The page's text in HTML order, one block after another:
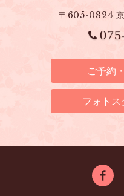
〒605-0824 京
ご予約
フォト